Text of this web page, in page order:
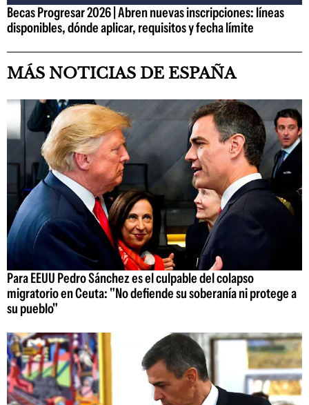
Becas Progresar 2026 | Abren nuevas inscripciones: líneas
disponibles, dónde aplicar, requisitos y fecha límite
MÁS NOTICIAS DE ESPAÑA
Para EEUU Pedro Sánchez es el culpable del colapso
migratorio en Ceuta: "No defiende su soberanía ni protege a
su pueblo"